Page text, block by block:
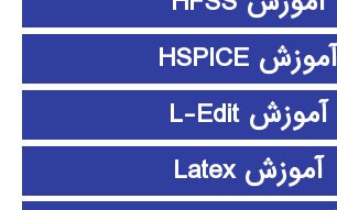
آموزش HSPICE
آموزش L-Edit
آموزش Latex